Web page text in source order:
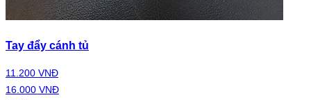
Tay đẩy cánh tủ
11.200 VNĐ
16.000 VNĐ